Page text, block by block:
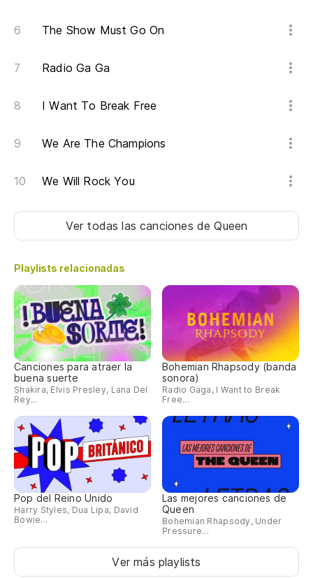
The Show Must Go On
Radio Ga Ga
I Want To Break Free
We Are The Champions
We Will Rock You
Ver todas las canciones de Queen
Playlists relacionadas
Canciones para atraer la
buena suerte
Shakira, Elvis Presley, Lana Del
Rey...
Bohemian Rhapsody (banda
sonora)
Radio Gaga, I Want to Break
Free...
Pop del Reino Unido
Harry Styles, Dua Lipa, David
Bowie...
Las mejores canciones de
Queen
Bohemian Rhapsody, Under
Pressure...
Ver más playlists